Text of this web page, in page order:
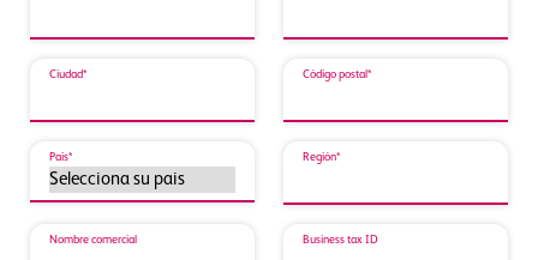
Ciudad* Código postal*
País* Región*
Nombre comercial Business tax ID